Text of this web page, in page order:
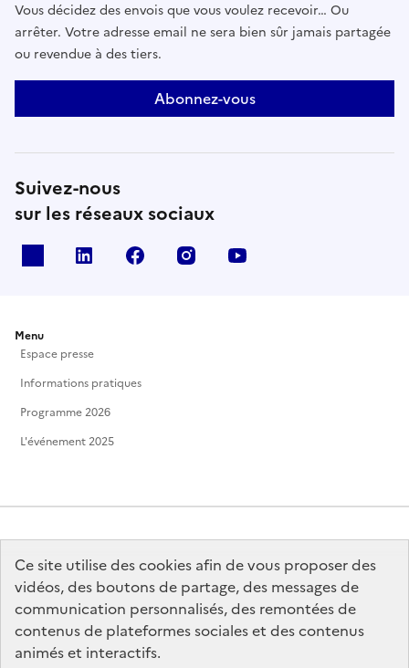
Ce site utilise des cookies afin de vous proposer des
vidéos, des boutons de partage, des messages de
communication personnalisés, des remontées de
contenus de plateformes sociales et des contenus
animés et interactifs.
Vous décidez des envois que vous voulez recevoir… Ou
arrêter. Votre adresse email ne sera bien sûr jamais partagée
ou revendue à des tiers.
Abonnez-vous
Suivez-nous
sur les réseaux sociaux
Linkedin Facebook Instagram
Menu
Espace presse
Informations pratiques
Programme 2026
L'événement 2025
MINISTÈRE
DE LA CULTURE